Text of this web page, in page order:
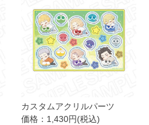
カスタムアクリルパーツ
価格：1,430円(税込)